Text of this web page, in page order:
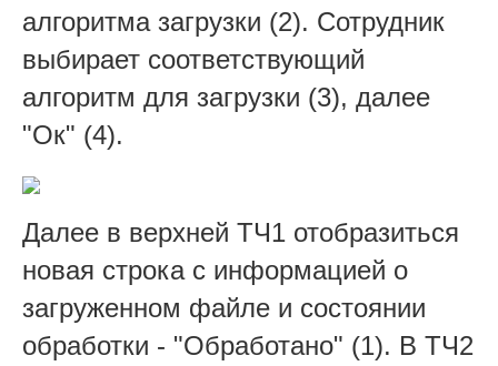
алгоритма загрузки (2). Сотрудник
выбирает соответствующий
алгоритм для загрузки (3), далее
"Ок" (4).
Далее в верхней ТЧ1 отобразиться
новая строка с информацией о
загруженном файле и состоянии
обработки - "Обработано" (1). В ТЧ2